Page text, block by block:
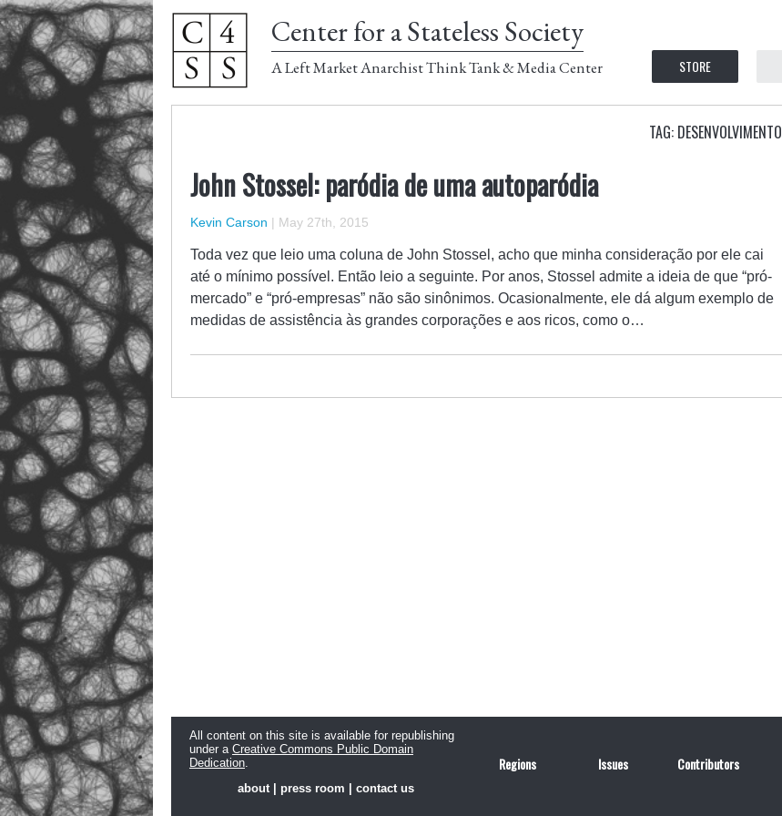
Center for a Stateless Society
A Left Market Anarchist Think Tank & Media Center STORE
TAG: DESENVOLVIMENTO
John Stossel: paródia de uma autoparódia
Kevin Carson | May 27th, 2015
Toda vez que leio uma coluna de John Stossel, acho que minha consideração por ele cai
até o mínimo possível. Então leio a seguinte. Por anos, Stossel admite a ideia de que “pró-
mercado” e “pró-empresas” não são sinônimos. Ocasionalmente, ele dá algum exemplo de
medidas de assistência às grandes corporações e aos ricos, como o…
All content on this site is available for republishing
under a Creative Commons Public Domain
Dedication.
about| press room contact us
Regions Issues Contributors